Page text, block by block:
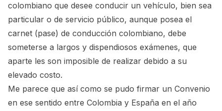
colombiano que desee conducir un vehículo, bien sea
particular o de servicio público, aunque posea el
carnet (pase) de conducción colombiano, debe
someterse a largos y dispendiosos exámenes, que
aparte les son imposible de realizar debido a su
elevado costo.
Me parece que así como se pudo firmar un Convenio
en ese sentido entre Colombia y España en el año